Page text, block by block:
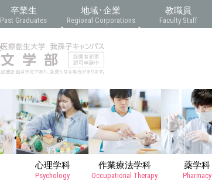
卒業生
Past Graduates
地域･企業
Regional Corporations
教職員
Faculty Staff
心理学科
Psychology
作業療法学科
Occupational Therapy
薬学科
Pharmacy